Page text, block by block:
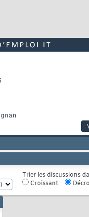
Trier les discussions
Croissant